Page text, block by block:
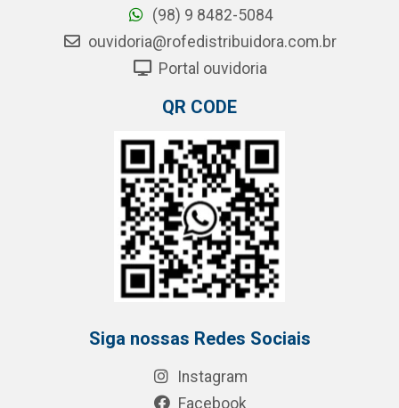
(98) 9 8482-5084
ouvidoria@rofedistribuidora.com.br
Portal ouvidoria
QR CODE
Siga nossas Redes Sociais
Instagram
Facebook